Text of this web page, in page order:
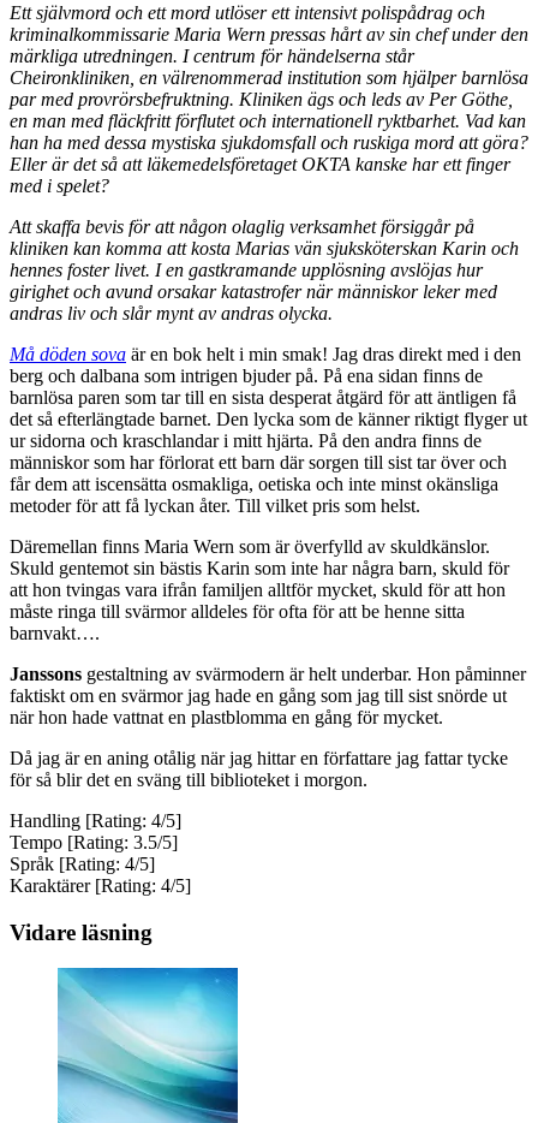
Ett självmord och ett mord utlöser ett intensivt polispådrag och
kriminalkommissarie Maria Wern pressas hårt av sin chef under den
märkliga utredningen. I centrum för händelserna står
Cheironkliniken, en välrenommerad institution som hjälper barnlösa
par med provrörsbefruktning. Kliniken ägs och leds av Per Göthe,
en man med fläckfritt förflutet och internationell ryktbarhet. Vad kan
han ha med dessa mystiska sjukdomsfall och ruskiga mord att göra?
Eller är det så att läkemedelsföretaget OKTA kanske har ett finger
med i spelet?
Att skaffa bevis för att någon olaglig verksamhet försiggår på
kliniken kan komma att kosta Marias vän sjuksköterskan Karin och
hennes foster livet. I en gastkramande upplösning avslöjas hur
girighet och avund orsakar katastrofer när människor leker med
andras liv och slår mynt av andras olycka.
Må döden sova är en bok helt i min smak! Jag dras direkt med i den
berg och dalbana som intrigen bjuder på. På ena sidan finns de
barnlösa paren som tar till en sista desperat åtgärd för att äntligen få
det så efterlängtade barnet. Den lycka som de känner riktigt flyger ut
ur sidorna och kraschlandar i mitt hjärta. På den andra finns de
människor som har förlorat ett barn där sorgen till sist tar över och
får dem att iscensätta osmakliga, oetiska och inte minst okänsliga
metoder för att få lyckan åter. Till vilket pris som helst.
Däremellan finns Maria Wern som är överfylld av skuldkänslor.
Skuld gentemot sin bästis Karin som inte har några barn, skuld för
att hon tvingas vara ifrån familjen alltför mycket, skuld för att hon
måste ringa till svärmor alldeles för ofta för att be henne sitta
barnvakt….
Janssons gestaltning av svärmodern är helt underbar. Hon påminner
faktiskt om en svärmor jag hade en gång som jag till sist snörde ut
när hon hade vattnat en plastblomma en gång för mycket.
Då jag är en aning otålig när jag hittar en författare jag fattar tycke
för så blir det en sväng till biblioteket i morgon.
Handling [Rating: 4/5]
Tempo [Rating: 3.5/5]
Språk [Rating: 4/5]
Karaktärer [Rating: 4/5]
Vidare läsning